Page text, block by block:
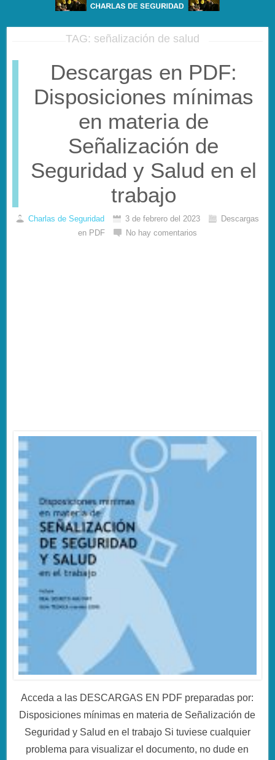
TAG: señalización de salud
Descargas en PDF:
Disposiciones mínimas
en materia de
Señalización de
Seguridad y Salud en el
trabajo
Charlas de Seguridad 3 de febrero del 2023
Descargas
en PDF
No hay comentarios
Acceda a las DESCARGAS EN PDF preparadas por:
Disposiciones mínimas en materia de Señalización de
Seguridad y Salud en el trabajo Si tuviese cualquier
problema para visualizar el documento, no dude en